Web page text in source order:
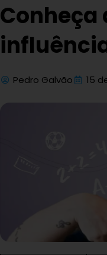
Conheça
Pedro Galvão 15